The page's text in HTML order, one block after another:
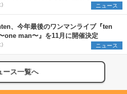
、かりゆし58、Reiを発表
) ニュース
、今年最後のワンマンライブ『ten
one man〜』を11月に開催決定
) ニュース
ース一覧へ